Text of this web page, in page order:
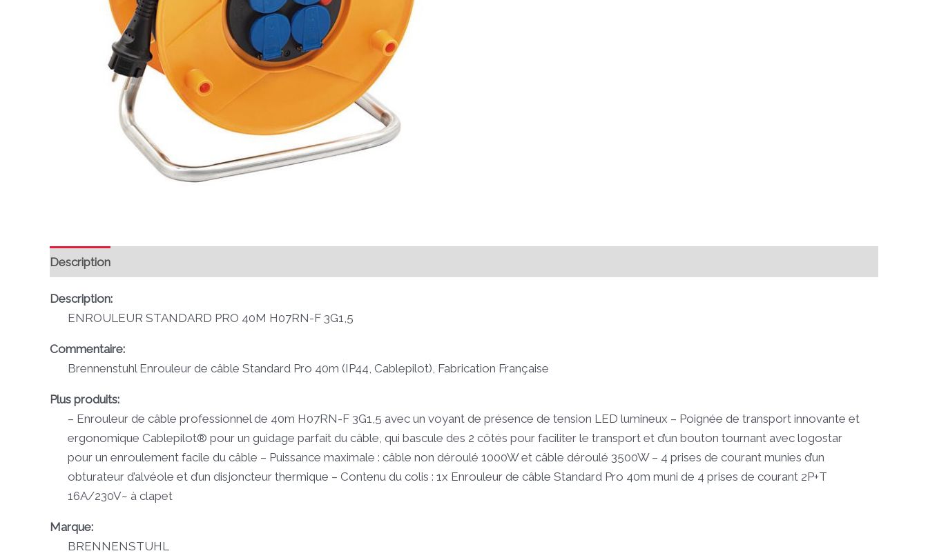
Description
Description:
ENROULEUR STANDARD PRO 40M H07RN-F 3G1,5
Commentaire:
Brennenstuhl Enrouleur de câble Standard Pro 40m (IP44, Cablepilot), Fabrication Française
Plus produits:
– Enrouleur de câble professionnel de 40m H07RN-F 3G1,5 avec un voyant de présence de tension LED lumineux – Poignée de transport innovante et
ergonomique Cablepilot® pour un guidage parfait du câble, qui bascule des 2 côtés pour faciliter le transport et d’un bouton tournant avec logostar
pour un enroulement facile du câble – Puissance maximale : câble non déroulé 1000W et câble déroulé 3500W – 4 prises de courant munies d’un
obturateur d’alvéole et d’un disjoncteur thermique – Contenu du colis : 1x Enrouleur de câble Standard Pro 40m muni de 4 prises de courant 2P+T
16A/230V~ à clapet
Marque:
BRENNENSTUHL